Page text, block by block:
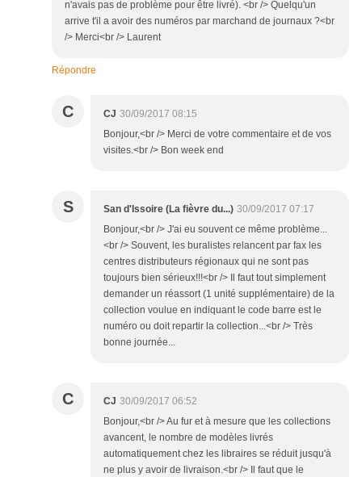
n'avais pas de problème pour être livré). <br /> Quelqu'un
arrive t'il a avoir des numéros par marchand de journaux ?<br
/> Merci<br /> Laurent
Répondre
C CJ 30/09/2017 08:15
Bonjour,<br /> Merci de votre commentaire et de vos
visites.<br /> Bon week end
S San d'Issoire (La fièvre du...) 30/09/2017 07:17
Bonjour,<br /> J'ai eu souvent ce même problème...
<br /> Souvent, les buralistes relancent par fax les
centres distributeurs régionaux qui ne sont pas
toujours bien sérieux!!!<br /> Il faut tout simplement
demander un réassort (1 unité supplémentaire) de la
collection voulue en indiquant le code barre est le
numéro ou doit repartir la collection...<br /> Très
bonne journée...
C CJ 30/09/2017 06:52
Bonjour,<br /> Au fur et à mesure que les collections
avancent, le nombre de modèles livrés
automatiquement chez les libraires se réduit jusqu'à
ne plus y avoir de livraison.<br /> Il faut que le